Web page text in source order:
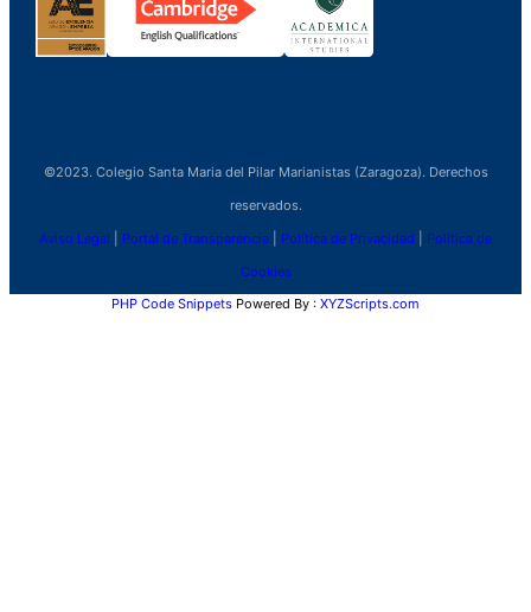
©2023. Colegio Santa Maria del Pilar Marianistas (Zaragoza). Derechos
reservados.
Aviso Legal Portal de Transparencia Política de Privacidad Política de
Cookies
PHP Code Snippets Powered By : XYZScripts.com